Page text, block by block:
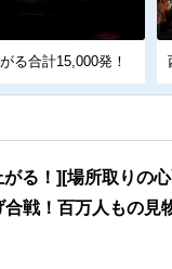
る合計15,000発！
る！][場所取りの
戦！百万人もの見